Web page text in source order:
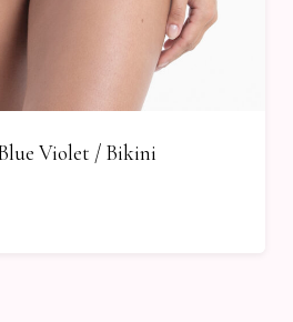
Violet / Bikini